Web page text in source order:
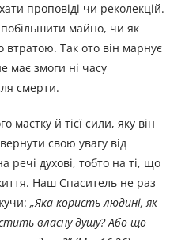
проповіді чи реколекцій.
майно, чи як
втратою. Так ото він марнує
має змоги ні часу
смерти.
маєтку й тієї сили, яку він
свою увагу від
речі духові, тобто на ті, що
Наш Спаситель не раз
„Яка користь людині, як
власну душу? Або що